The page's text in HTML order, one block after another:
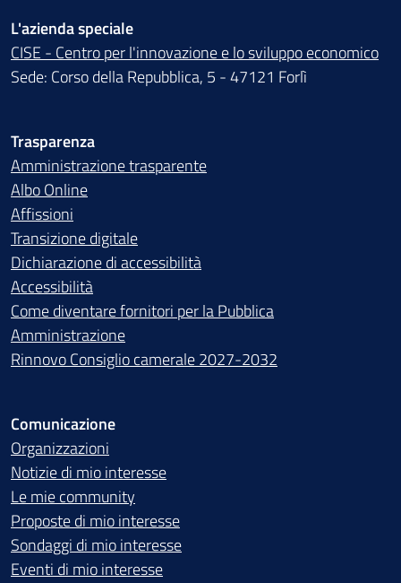
L'azienda speciale
CISE - Centro per l'innovazione e lo sviluppo economico
Sede: Corso della Repubblica, 5 - 47121 Forlì
Trasparenza
Amministrazione trasparente
Albo Online
Affissioni
Transizione digitale
Dichiarazione di accessibilità
Accessibilità
Come diventare fornitori per la Pubblica
Amministrazione
Rinnovo Consiglio camerale 2027-2032
Comunicazione
Organizzazioni
Notizie di mio interesse
Le mie community
Proposte di mio interesse
Sondaggi di mio interesse
Eventi di mio interesse